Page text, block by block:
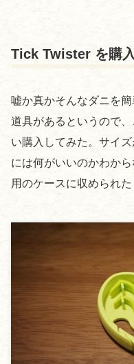
Tick Twister を購
嘘か真かそんなダニを
道具があるというので
い購入してみた。サイ
には何がいいのかわか
用のケースに収められた